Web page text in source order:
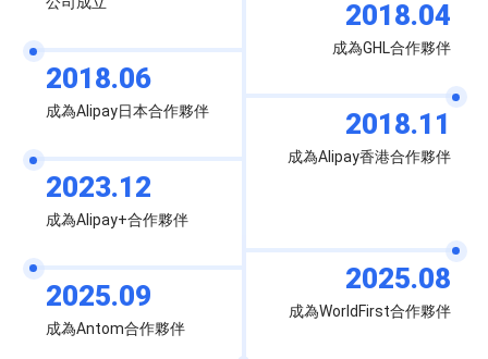
2018.06
成為Alipay日本合作夥伴
2023.12
成為Alipay+合作夥伴
2025.09
成為Antom合作夥伴
2018.04
成為GHL合作夥伴
2018.11
成為Alipay香港合作夥伴
2025.08
成為WorldFirst合作夥伴